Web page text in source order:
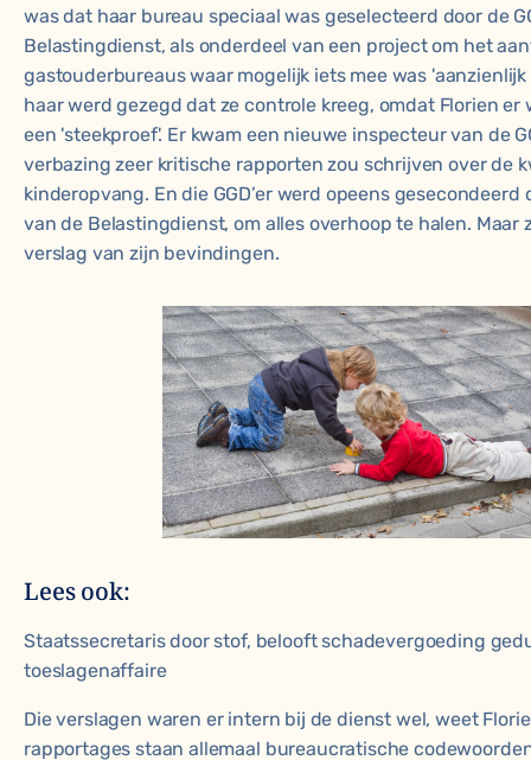
was dat haar bureau speciaal was geselecteerd door de
Belastingdienst, als onderdeel van een project om het
gastouderbureaus waar mogelijk iets mee was 'aanzienlijk
haar werd gezegd dat ze controle kreeg, omdat Florien
een 'steekproef'. Er kwam een nieuwe inspecteur van de
verbazing zeer kritische rapporten zou schrijven over de
kinderopvang. En die GGD’er werd opeens
van de Belastingdienst, om alles overhoop te halen. Maar
verslag van zijn bevindingen.
Lees ook:
Staatssecretaris door stof, belooft schadevergoeding
toeslagenaffaire
Die verslagen waren er intern bij de dienst wel, weet
rapportages staan allemaal bureaucratische